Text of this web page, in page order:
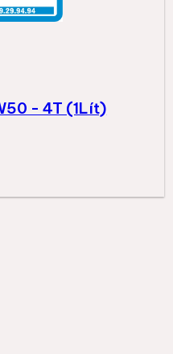
- 4T (1Lít)